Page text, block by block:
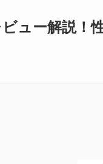
ュー解説！